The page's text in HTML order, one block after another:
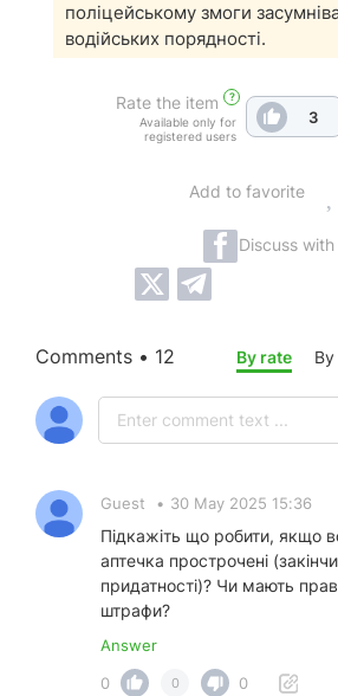
поліцейському змоги
водійських порядності.
Rate the item ?
Available only for
registered users
3
Add to favorite
Discuss
Comments • 12 By rate
Guest • 30 May 2025 15:36
Підкажіть що робити, якщо
аптечка прострочені
придатності)? Чи мають
штрафи?
Answer
0
0 0